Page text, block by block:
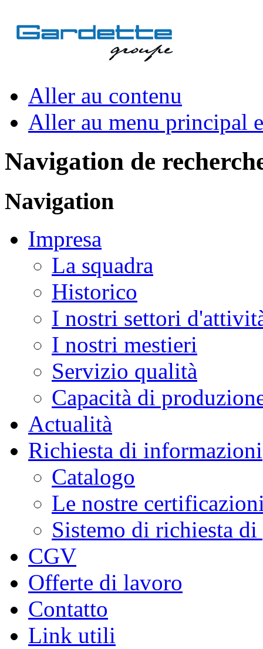
Aller au contenu
Aller au menu principal
Navigation de
Navigation
Impresa
La squadra
Historico
I nostri settori
I nostri mestieri
Servizio qualità
Capacità di
Actualità
Richiesta di informazioni
Catalogo
Le nostre
Sistemo di richiesta di
CGV
Offerte di lavoro
Contatto
Link utili